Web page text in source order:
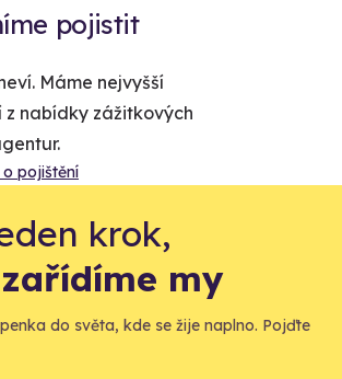
pojistit
Máme nejvyšší
z nabídky zážitkových
o pojištění
krok,
my
do světa, kde se žije naplno. Pojďte